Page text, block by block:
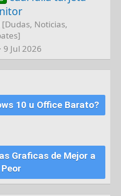
Noticias,
9 Jul 2026
10 u Office Barato?
Graficas de Mejor a
Peor